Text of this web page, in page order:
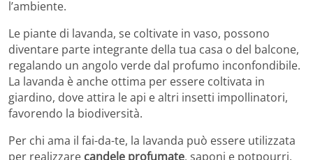
l’ambiente.
Le piante di lavanda, se coltivate in vaso, possono
diventare parte integrante della tua casa o del balcone,
regalando un angolo verde dal profumo inconfondibile.
La lavanda è anche ottima per essere coltivata in
giardino, dove attira le api e altri insetti impollinatori,
favorendo la biodiversità.
Per chi ama il fai-da-te, la lavanda può essere utilizzata
per realizzare candele profumate, saponi e potpourri,